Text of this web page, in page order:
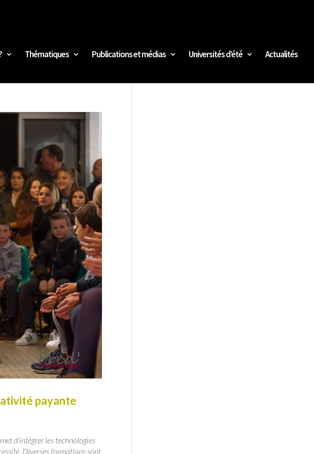
Thématiques Publications et médias Universités d’été Actualités
payante
d’intégrer les technologies
Diverses formations sont